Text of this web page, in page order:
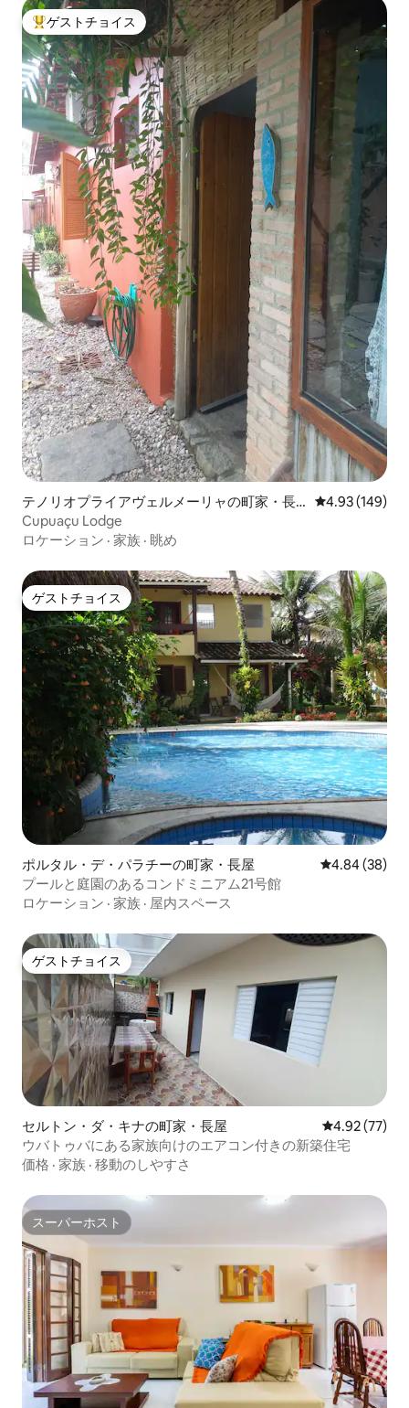
大好評のゲストチョイスです。
ゲストチョイス
テノリオプライアヴェルメーリャの町家・長
屋
レビュー149
4.93 (149)
Cupuaçu Lodge
ロケーション · 家族 · 眺め
ゲストチョイス
ゲストチョイス
ポルタル・デ・パラチーの町家・長屋 レビュー38
4.84 (38)
プールと庭園のあるコンドミニアム21号館
ロケーション · 家族 · 屋内スペース
ゲストチョイス
ゲストチョイス
セルトン・ダ・キナの町家・長屋 レビュー77
4.92 (77)
ウバトゥバにある家族向けのエアコン付きの新築住宅
価格 · 家族 · 移動のしやすさ
スーパーホスト
スーパーホスト